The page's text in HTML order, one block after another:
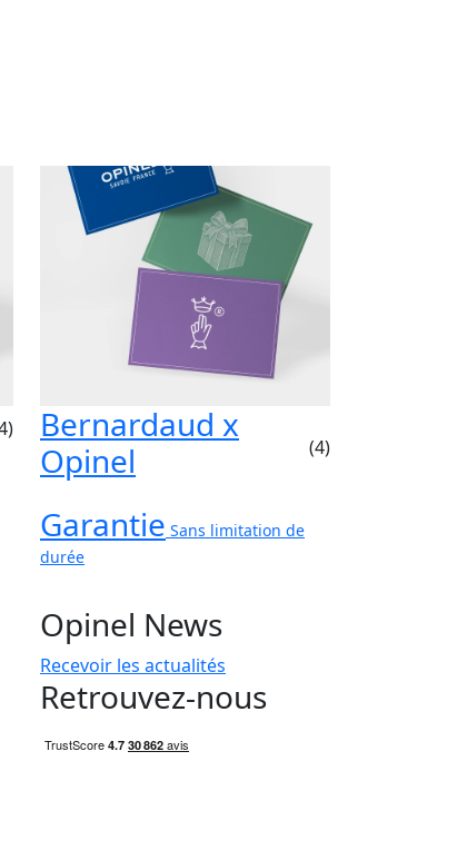
Bernardaud x
Opinel
(4)
Garantie Sans limitation de
durée
Opinel News
Recevoir les actualités
Retrouvez-nous